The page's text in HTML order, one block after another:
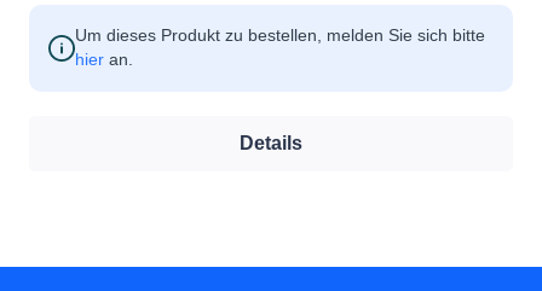
Um dieses Produkt zu bestellen, melden Sie sich bitte
hier an.
Details